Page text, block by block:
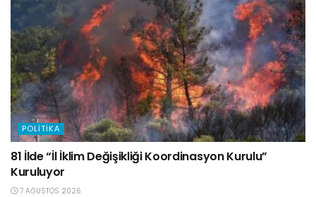
POLITIKA
81 İlde “İl İklim Değişikliği Koordinasyon Kurulu”
Kuruluyor
7 AĞUSTOS 2026